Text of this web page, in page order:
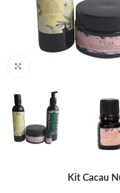
Kit Cacau